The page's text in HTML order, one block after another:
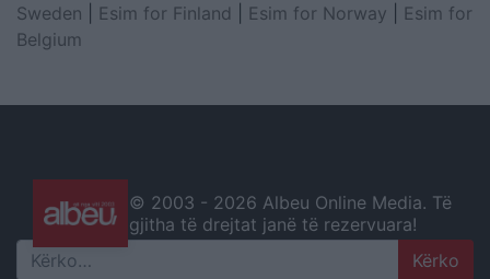
Sweden
Esim for Finland Esim for Norway
Esim for
Belgium
© 2003 - 2026 Albeu Online Media. Të
gjitha të drejtat janë të rezervuara!